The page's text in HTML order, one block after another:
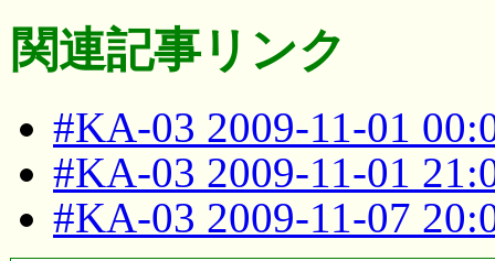
関連記事リンク
#KA-03 2009-11-01
#KA-03 2009-11-01
#KA-03 2009-11-07